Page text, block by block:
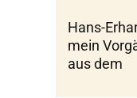
Hans-
mein
aus dem